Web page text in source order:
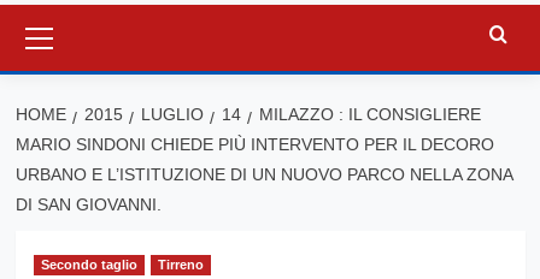
principale
HOME 2015 LUGLIO 14
MILAZZO : IL CONSIGLIERE
MARIO SINDONI CHIEDE PIÙ INTERVENTO PER IL DECORO
URBANO E L’ISTITUZIONE DI UN NUOVO PARCO NELLA ZONA
DI SAN GIOVANNI.
Secondo taglio Tirreno